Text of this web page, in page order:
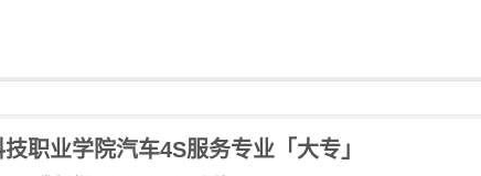
技职业学院汽车4S服务专业「大专」